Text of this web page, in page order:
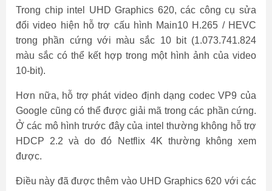
Trong chip intel UHD Graphics 620, các công cụ sửa
đổi video hiện hỗ trợ cấu hình Main10 H.265 / HEVC
trong phần cứng với màu sắc 10 bit (1.073.741.824
màu sắc có thể kết hợp trong một hình ảnh của video
10-bit).
Hơn nữa, hỗ trợ phát video định dạng codec VP9 của
Google cũng có thể được giải mã trong các phần cứng.
Ở các mô hình trước đây của intel thường không hỗ trợ
HDCP 2.2 và do đó Netflix 4K thường không xem
được.
Điều này đã được thêm vào UHD Graphics 620 với các